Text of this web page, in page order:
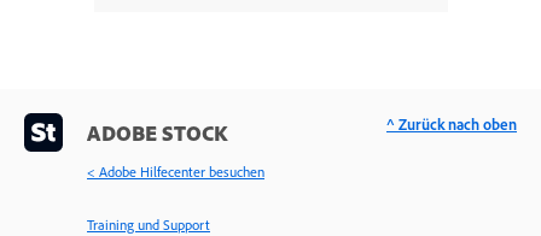
ADOBE STOCK
< Adobe Hilfecenter besuchen
Training und Support
^ Zurück nach oben